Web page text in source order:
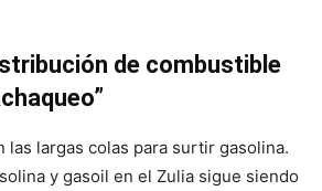
de combustible
las largas colas para surtir gasolina.
y gasoil en el Zulia sigue siendo